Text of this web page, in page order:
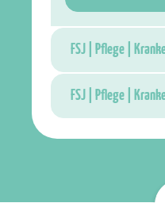
FSJ | Pflege |
FSJ | Pflege |